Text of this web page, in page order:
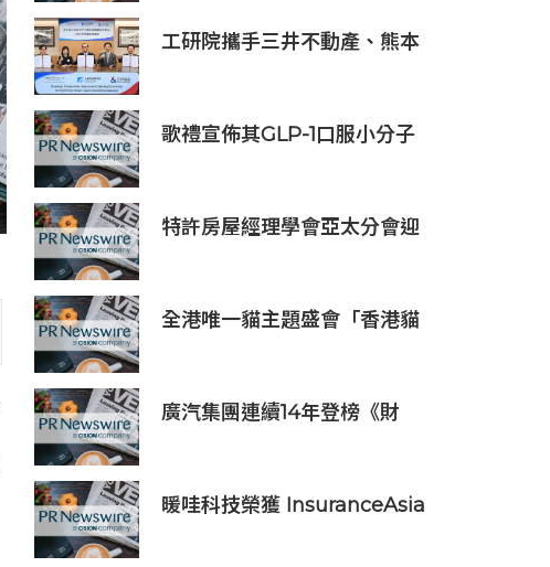
工研院攜手三井不動產、熊本
與應用市場商機
歌禮宣佈其GLP-1口服小分子
分子GLP-1/GIP/胰澱素固定劑
量復方制劑的積極臨床前數據
特許房屋經理學會亞太分會迎
全港唯一貓主題盛會「香港貓
廣汽集團連續14年登榜《財
暖哇科技榮獲 InsuranceAsia